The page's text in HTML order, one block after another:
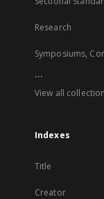
Research
Symposiums,
...
View all
Indexes
Title
Creator